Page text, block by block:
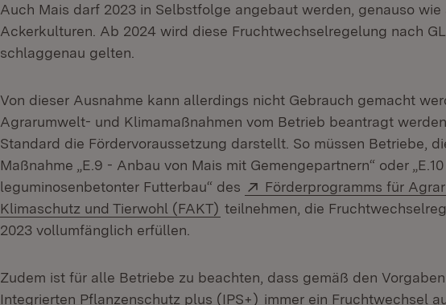
Auch Mais darf 2023 in Selbstfolge angebaut werden, genauso wie
Ackerkulturen. Ab 2024 wird diese Fruchtwechselregelung nach
schlaggenau gelten.
Von dieser Ausnahme kann allerdings nicht Gebrauch gemacht
Agrarumwelt- und Klimamaßnahmen vom Betrieb beantragt
Standard die Fördervoraussetzung darstellt. So müssen Betriebe,
Maßnahme „E.9 - Anbau von Mais mit Gemengepartnern“ oder
leguminosenbetonter Futterbau“ des
Extern:
Förderprogramms für
Klimaschutz und Tierwohl (FAKT) (Öffnet in neuem Fenster)
teilnehmen, die
2023 vollumfänglich erfüllen.
Zudem ist für alle Betriebe zu beachten, dass gemäß den
Integrierten Pflanzenschutz plus (IPS+) (Öffnet in neuem Fenster)
immer ein Fruchtwechsel